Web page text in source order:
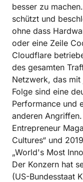
besser zu
schützt und
ohne dass
oder eine Zeile
Cloudflare
des gesamten
Netzwerk, das
Folge sind eine
Performance und
anderen
Entrepreneur
Cultures“ und
„World's Most
Der Konzern hat
(US-Bundesstaat